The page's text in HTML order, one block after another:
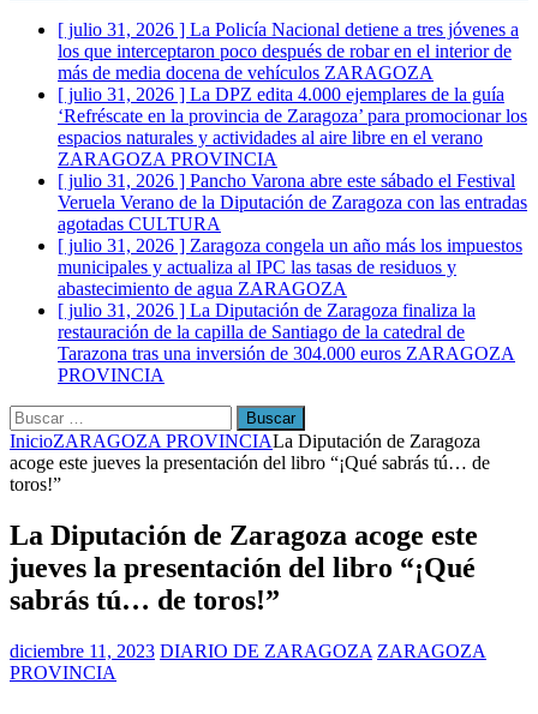
[ julio 31, 2026 ] La Policía Nacional detiene a tres jóvenes a
los que interceptaron poco después de robar en el interior de
más de media docena de vehículos ZARAGOZA
[ julio 31, 2026 ] La DPZ edita 4.000 ejemplares de la guía
‘Refréscate en la provincia de Zaragoza’ para promocionar los
espacios naturales y actividades al aire libre en el verano
ZARAGOZA PROVINCIA
[ julio 31, 2026 ] Pancho Varona abre este sábado el Festival
Veruela Verano de la Diputación de Zaragoza con las entradas
agotadas CULTURA
[ julio 31, 2026 ] Zaragoza congela un año más los impuestos
municipales y actualiza al IPC las tasas de residuos y
abastecimiento de agua ZARAGOZA
[ julio 31, 2026 ] La Diputación de Zaragoza finaliza la
restauración de la capilla de Santiago de la catedral de
Tarazona tras una inversión de 304.000 euros ZARAGOZA
PROVINCIA
Buscar:
InicioZARAGOZA PROVINCIALa Diputación de Zaragoza
acoge este jueves la presentación del libro “¡Qué sabrás tú… de
toros!”
La Diputación de Zaragoza acoge este
jueves la presentación del libro “¡Qué
sabrás tú… de toros!”
diciembre 11, 2023 DIARIO DE ZARAGOZA ZARAGOZA
PROVINCIA